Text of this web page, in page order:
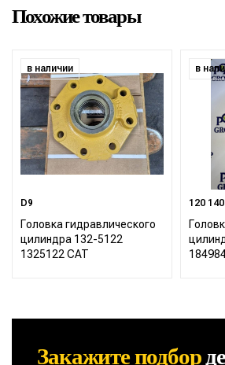
Похожие товары
в наличии
D9
Головка гидравлического
цилиндра 132-5122
1325122 CAT
в
120
Закажите подбор